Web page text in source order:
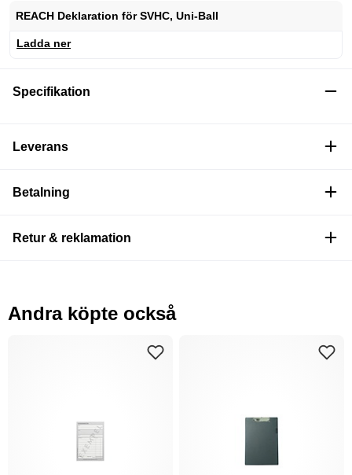
REACH Deklaration för SVHC, Uni-Ball
Ladda ner
Specifikation
Leverans
Betalning
Retur & reklamation
Andra köpte också